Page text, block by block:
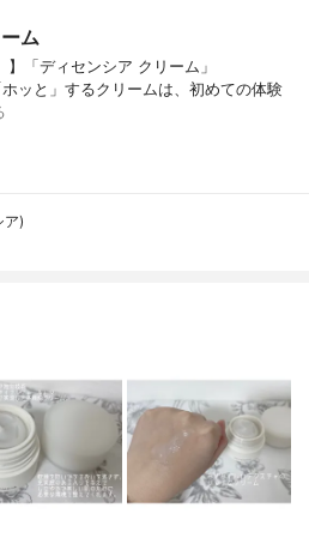
ム
】「ディセンシア クリーム」
ッと」するクリームは、初めての体験
ア)